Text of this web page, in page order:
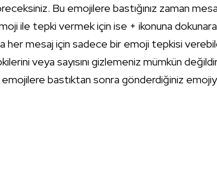
Bu emojilere bastığınız zaman
ile tepki vermek için ise + ikonuna
her mesaj için sadece bir emoji tepkisi
veya sayısını gizlemeniz mümkün
emojilere bastıktan sonra gönderdiğiniz